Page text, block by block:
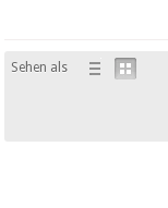
Sehen als